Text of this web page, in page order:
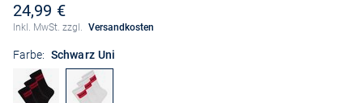
24,99 €
Inkl. MwSt. zzgl. Versandkosten
Farbe: Schwarz Uni